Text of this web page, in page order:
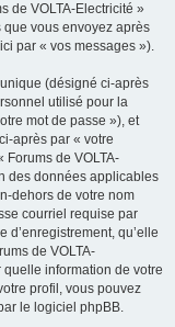
de VOLTA-Electricité »
vous envoyez après
par « vos messages »).
(désigné ci-après
utilisé pour la
mot de passe »), et
après par « votre
Forums de VOLTA-
des données applicables
dehors de votre nom
courriel requise par
d’enregistrement, qu’elle
de VOLTA-
information de votre
profil, vous pouvez
le logiciel phpBB.